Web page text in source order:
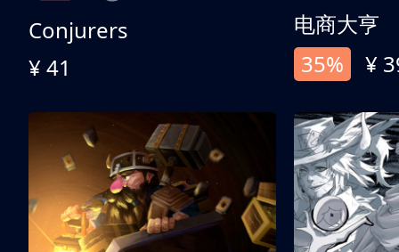
Conjurers
¥ 41
电商大亨
35%
¥